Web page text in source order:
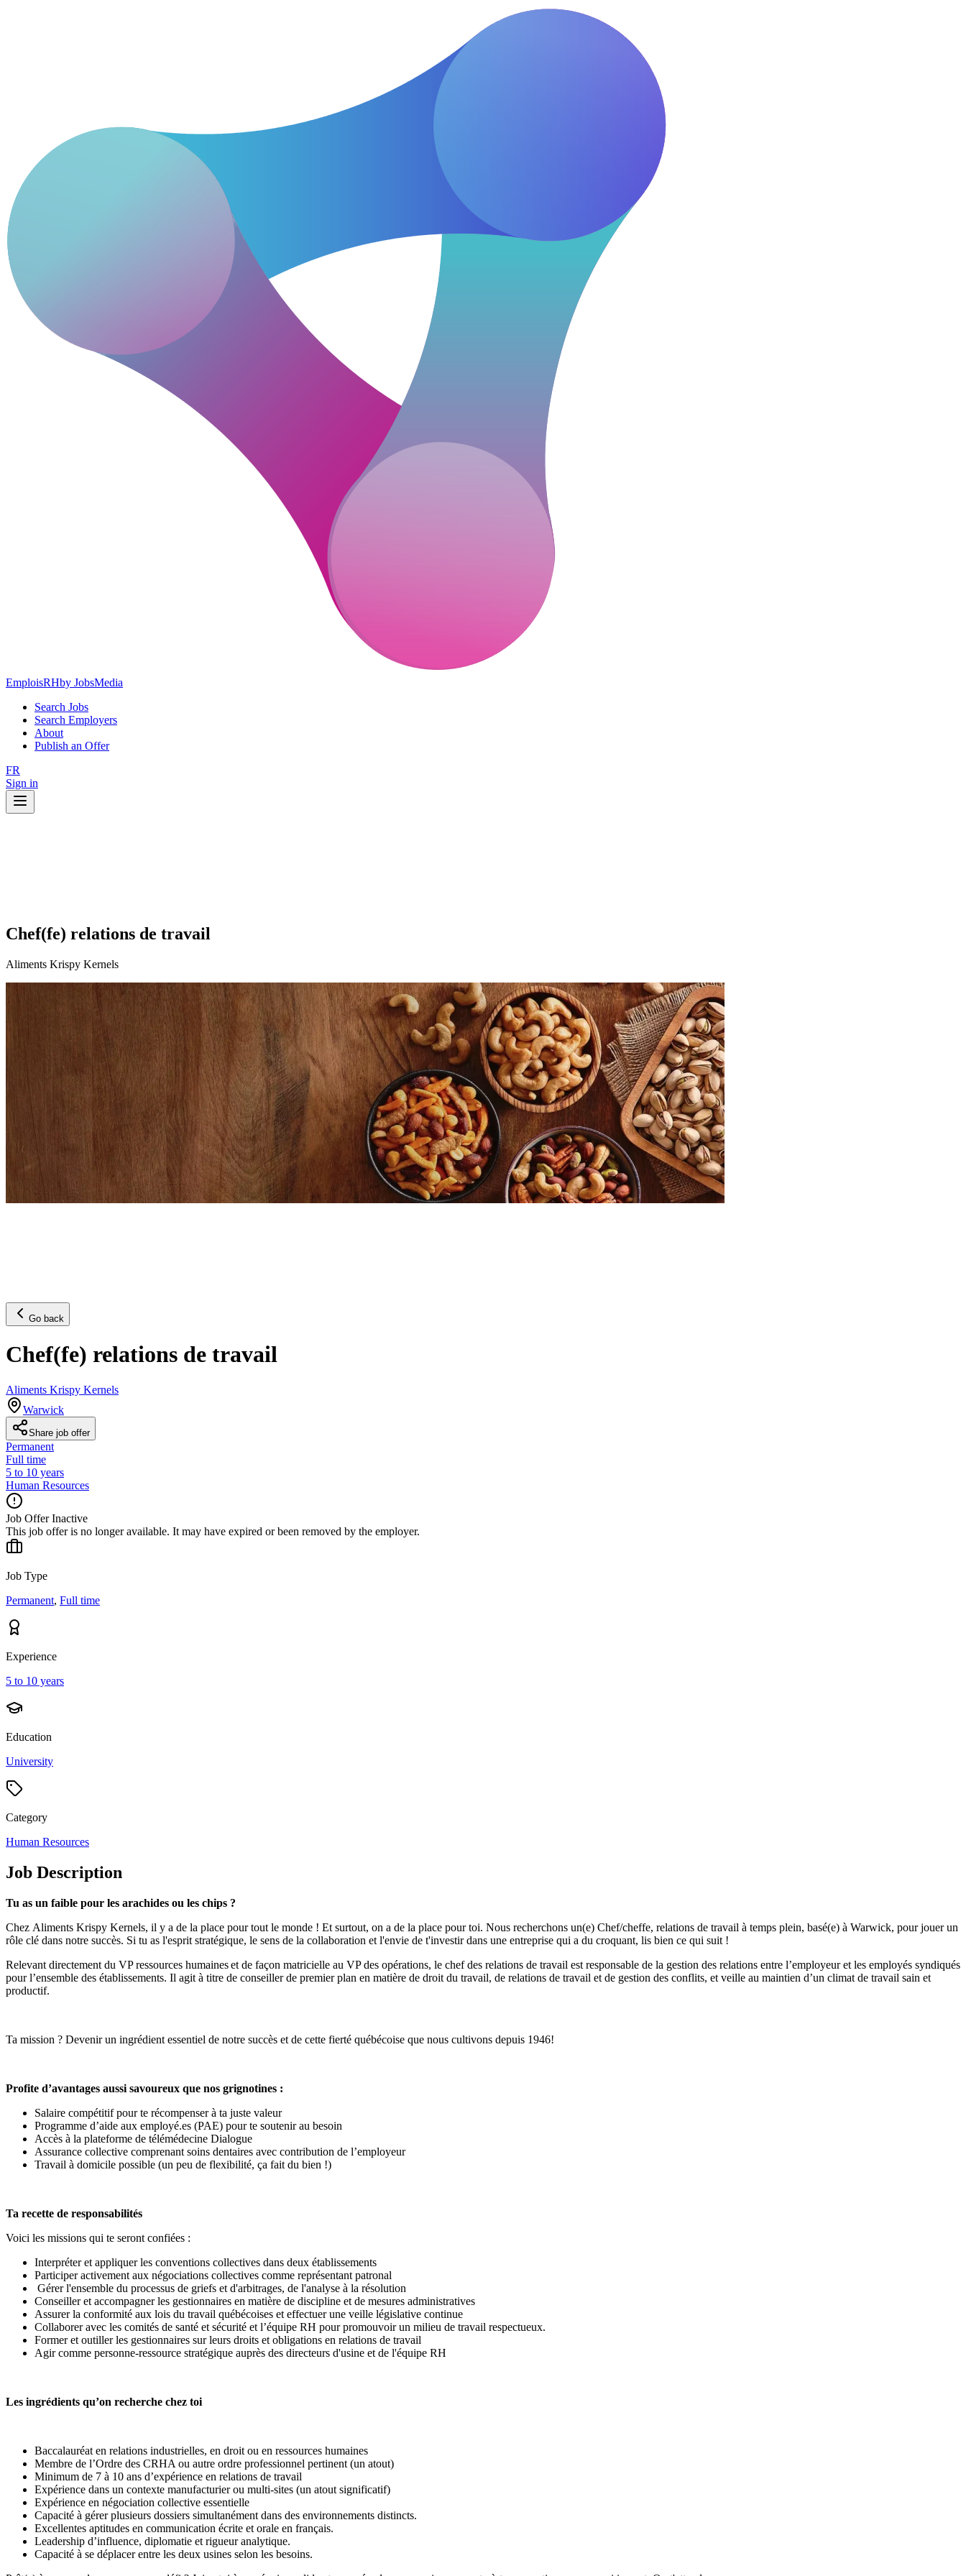
EmploisRHby JobsMedia
Search Jobs
Search Employers
About
Publish an Offer
FR
Sign in
Chef(fe) relations de travail
Aliments Krispy Kernels
Go back
Chef(fe) relations de travail
Aliments Krispy Kernels
Warwick
Share job offer
Permanent
Full time
5 to 10 years
Human Resources
Job Offer Inactive
This job offer is no longer available. It may have expired or been removed by the employer.
Job Type
Permanent, Full time
Experience
5 to 10 years
Education
University
Category
Human Resources
Job Description
Tu as un faible pour les arachides ou les chips ?
Chez Aliments Krispy Kernels, il y a de la place pour tout le monde ! Et surtout, on a de la place pour toi. Nous recherchons un(e) Chef/cheffe, relations de travail à temps plein, basé(e) à Warwick, pour jouer un
rôle clé dans notre succès. Si tu as l'esprit stratégique, le sens de la collaboration et l'envie de t'investir dans une entreprise qui a du croquant, lis bien ce qui suit !
Relevant directement du VP ressources humaines et de façon matricielle au VP des opérations, le chef des relations de travail est responsable de la gestion des relations entre l’employeur et les employés syndiqués
pour l’ensemble des établissements. Il agit à titre de conseiller de premier plan en matière de droit du travail, de relations de travail et de gestion des conflits, et veille au maintien d’un climat de travail sain et
productif.
Ta mission ? Devenir un ingrédient essentiel de notre succès et de cette fierté québécoise que nous cultivons depuis 1946!
Profite d’avantages aussi savoureux que nos grignotines :
Salaire compétitif pour te récompenser à ta juste valeur
Programme d’aide aux employé.es (PAE) pour te soutenir au besoin
Accès à la plateforme de télémédecine Dialogue
Assurance collective comprenant soins dentaires avec contribution de l’employeur
Travail à domicile possible (un peu de flexibilité, ça fait du bien !)
Ta recette de responsabilités
Voici les missions qui te seront confiées :
Interpréter et appliquer les conventions collectives dans deux établissements
Participer activement aux négociations collectives comme représentant patronal
Gérer l'ensemble du processus de griefs et d'arbitrages, de l'analyse à la résolution
Conseiller et accompagner les gestionnaires en matière de discipline et de mesures administratives
Assurer la conformité aux lois du travail québécoises et effectuer une veille législative continue
Collaborer avec les comités de santé et sécurité et l’équipe RH pour promouvoir un milieu de travail respectueux.
Former et outiller les gestionnaires sur leurs droits et obligations en relations de travail
Agir comme personne-ressource stratégique auprès des directeurs d'usine et de l'équipe RH
Les ingrédients qu’on recherche chez toi
Baccalauréat en relations industrielles, en droit ou en ressources humaines
Membre de l’Ordre des CRHA ou autre ordre professionnel pertinent (un atout)
Minimum de 7 à 10 ans d’expérience en relations de travail
Expérience dans un contexte manufacturier ou multi-sites (un atout significatif)
Expérience en négociation collective essentielle
Capacité à gérer plusieurs dossiers simultanément dans des environnements distincts.
Excellentes aptitudes en communication écrite et orale en français.
Leadership d’influence, diplomatie et rigueur analytique.
Capacité à se déplacer entre les deux usines selon les besoins.